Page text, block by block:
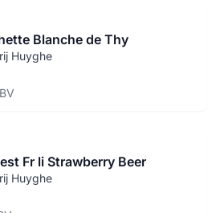
Blanche de Thy
Huyghe
Fr li Strawberry Beer
Huyghe